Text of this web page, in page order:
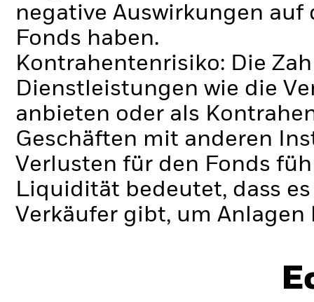
negative Auswirkungen
Fonds haben.
Kontrahentenrisiko: Die
Dienstleistungen wie die
anbieten oder als
Geschäften mit anderen
Verlusten für den Fonds
Liquidität bedeutet, dass
Verkäufer gibt, um